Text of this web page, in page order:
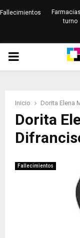
Fallecimientos
turno
PRIMARY
Inicio Dorita Elena
Dorita
Fallecimientos